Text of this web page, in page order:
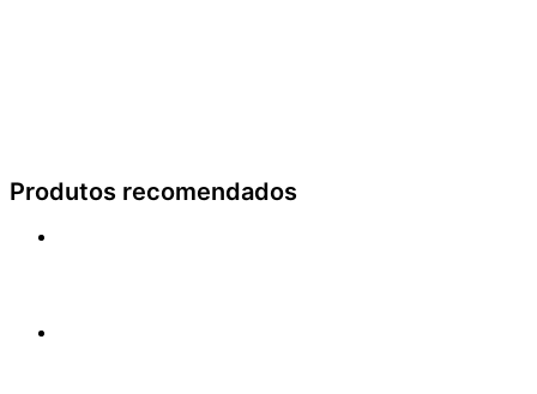
Produtos recomendados